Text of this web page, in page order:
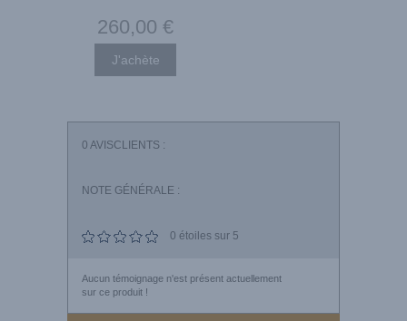
260,00 €
0 AVISCLIENTS :
NOTE GÉNÉRALE :
0 étoiles sur 5
Aucun témoignage n'est présent actuellement
sur ce produit !